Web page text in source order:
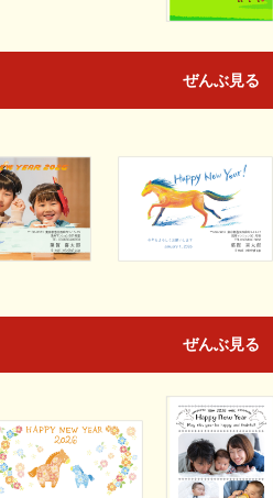
ぜんぶ見る
ぜんぶ見る